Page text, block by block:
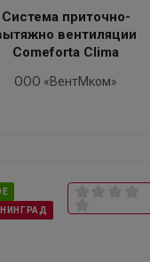
Система приточно-
вентиляции
Comeforta Clima
ООО «ВентМком»